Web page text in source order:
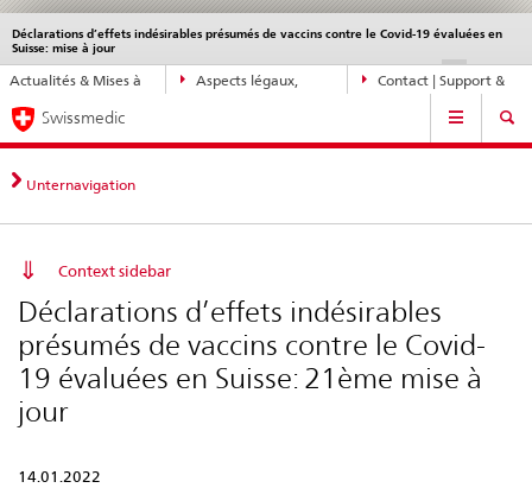
Navigation
directe:
actualités,
bases
juridiques,
contact
Actualités & Mises à
Aspects légaux,
Contact | Support &
Déclarations d’effets indésirables présumés de vaccins contre le Covid-19 évaluées en
Suisse: mise à jour
DE EN
Service
navigation
Navigation
Swissmedic
Unternavigation
Context sidebar
Déclarations d’effets indésirables
présumés de vaccins contre le Covid-
19 évaluées en Suisse: 21ème mise à
jour
14.01.2022